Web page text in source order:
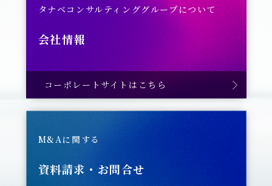
タナベコンサルティンググループについて
会社情報
コーポレートサイトはこちら
M&Aに関する
資料請求・お問合せ